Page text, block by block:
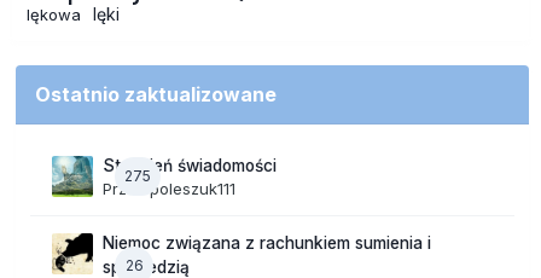
lękowa
lęki
Ostatnio zaktualizowane
275
Strumień świadomości
Przezpoleszuk111
26
Niemoc związana z rachunkiem sumienia i
spowiedzią